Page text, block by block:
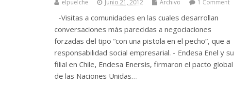
elpuelche Junio 21, 2012 Archivo 1 Comment
-Visitas a comunidades en las cuales desarrollan
conversaciones más parecidas a negociaciones
forzadas del tipo “con una pistola en el pecho”, que a
responsabilidad social empresarial. - Endesa Enel y su
filial en Chile, Endesa Enersis, firmaron el pacto global
de las Naciones Unidas…